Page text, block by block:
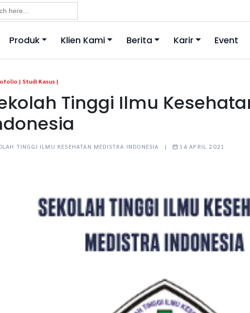
Produk Klien Kami Berita Karir Event
| Studi Kasus |
Tinggi Ilmu
TINGGI ILMU KESEHATAN MEDISTRA INDONESIA | 14 APRIL 2021